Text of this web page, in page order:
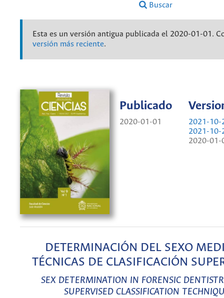
Buscar
Esta es un versión antigua publicada el 2020-01-01.
versión más reciente.
Publicado
2020-01-01
2021-10-
2021-10-
2020-01-
DETERMINACIÓN DEL SEXO
TÉCNICAS DE CLASIFICACIÓN
SEX DETERMINATION IN FORENSIC
SUPERVISED CLASSIFICATION